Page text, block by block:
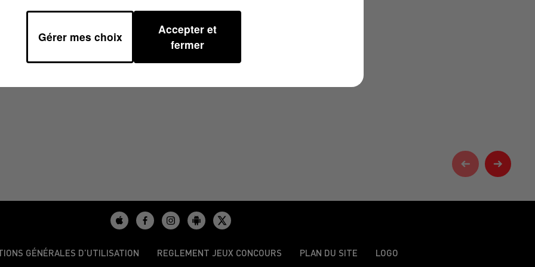
GÉNÉRALES D’UTILISATION REGLEMENT JEUX CONCOURS PLAN DU SITE LOGO
Gérer mes choix
Accepter et
fermer